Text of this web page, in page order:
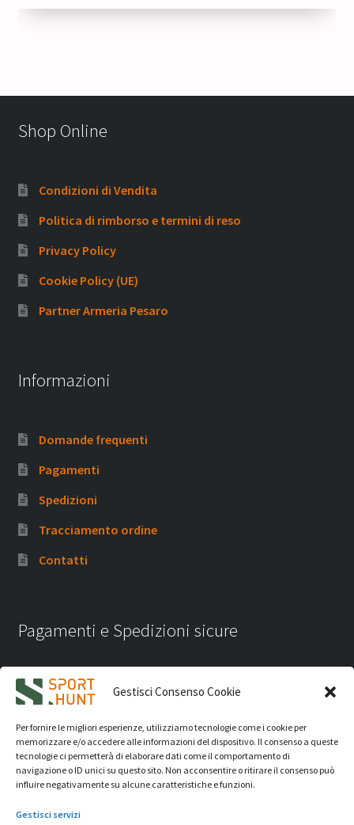
Gestisci Consenso Cookie
Per fornire le migliori esperienze, utilizziamo tecnologie come i cookie per
memorizzare e/o accedere alle informazioni del dispositivo. Il consenso a queste
tecnologie ci permetterà di elaborare dati come il comportamento di
navigazione o ID unici su questo sito. Non acconsentire o ritirare il consenso può
influire negativamente su alcune caratteristiche e funzioni.
Gestisci servizi
Shop Online
Condizioni di Vendita
Politica di rimborso e termini di reso
Privacy Policy
Cookie Policy (UE)
Partner Armeria Pesaro
Informazioni
Domande frequenti
Pagamenti
Spedizioni
Tracciamento ordine
Contatti
Pagamenti e Spedizioni sicure